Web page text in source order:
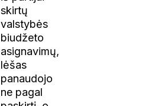
skirtų
valstybės
biudžeto
asignavimų,
lėšas
panaudojo
ne pagal